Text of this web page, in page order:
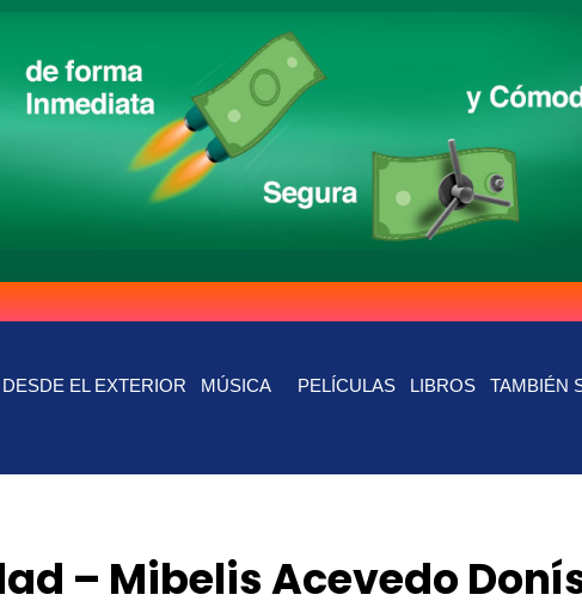
DESDE EL EXTERIOR MÚSICA PELÍCULAS LIBROS TAMBIÉN
– Mibelis Acevedo